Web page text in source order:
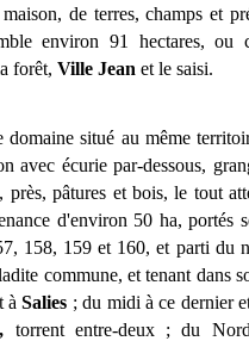
de terres, champs et
environ 91 hectares,
forêt, Ville Jean et le saisi.
domaine situé au même
avec écurie par-dessous,
près, pâtures et bois, le tout
d'environ 50 ha, portés
158, 159 et 160, et parti du
commune, et tenant dans
àSalies ; du midi à ce dernier
torrent entre-deux ; du